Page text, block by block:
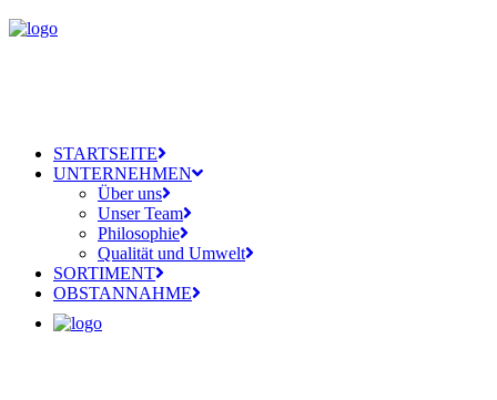
STARTSEITE
UNTERNEHMEN
Über uns
Unser Team
Philosophie
Qualität und Umwelt
SORTIMENT
OBSTANNAHME